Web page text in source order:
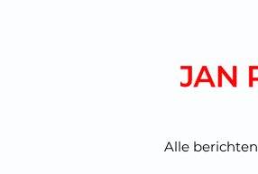
Alle berichten